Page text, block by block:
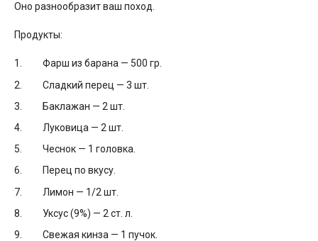
Оно разнообразит ваш поход.
Продукты:
Фарш из барана — 500 гр.
Сладкий перец — 3 шт.
Баклажан — 2 шт.
Луковица — 2 шт.
Чеснок — 1 головка.
Перец по вкусу.
Лимон — 1/2 шт.
Уксус (9%) — 2 ст. л.
Свежая кинза — 1 пучок.